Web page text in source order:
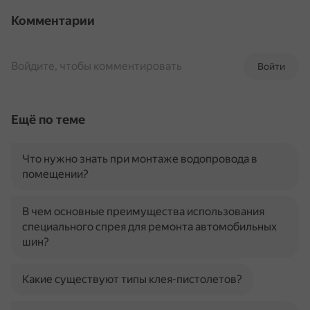
Комментарии
Войти
Войдите, чтобы комментировать
Ещё по теме
Что нужно знать при монтаже водопровода в
помещении?
В чем основные преимущества использования
специального спрея для ремонта автомобильных
шин?
Какие существуют типы клея-пистолетов?